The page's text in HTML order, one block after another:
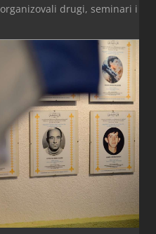
organizovali drugi, seminari i